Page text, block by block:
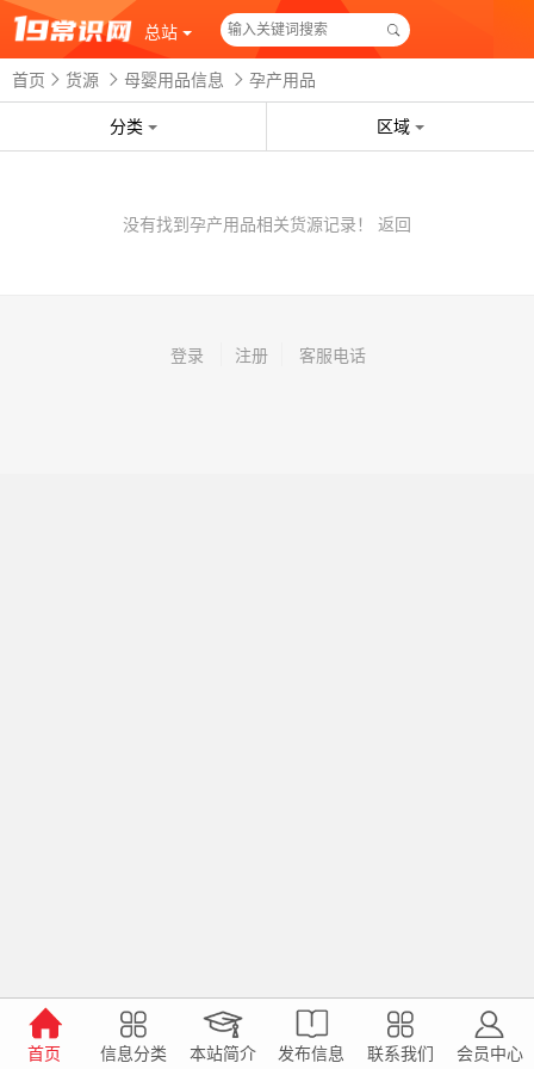
总站
首页 货源 母婴用品信息 孕产用品
分类 区域
没有找到孕产用品相关货源记录！ 返回
登录 注册 客服电话
首页 信息分类 本站简介 发布信息 联系我们 会员中心